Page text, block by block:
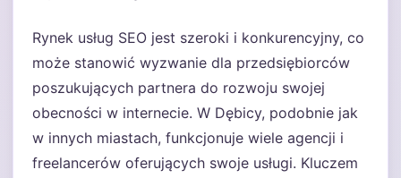
Rynek usług SEO jest szeroki i konkurencyjny, co
może stanowić wyzwanie dla przedsiębiorców
poszukujących partnera do rozwoju swojej
obecności w internecie. W Dębicy, podobnie jak
w innych miastach, funkcjonuje wiele agencji i
freelancerów oferujących swoje usługi. Kluczem